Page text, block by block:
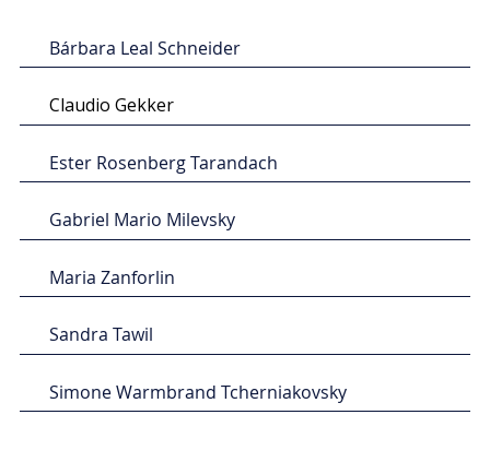
Bárbara Leal Schneider
Claudio Gekker
Ester Rosenberg Tarandach
Gabriel Mario Milevsky
Maria Zanforlin
Sandra Tawil
Simone Warmbrand Tcherniakovsky